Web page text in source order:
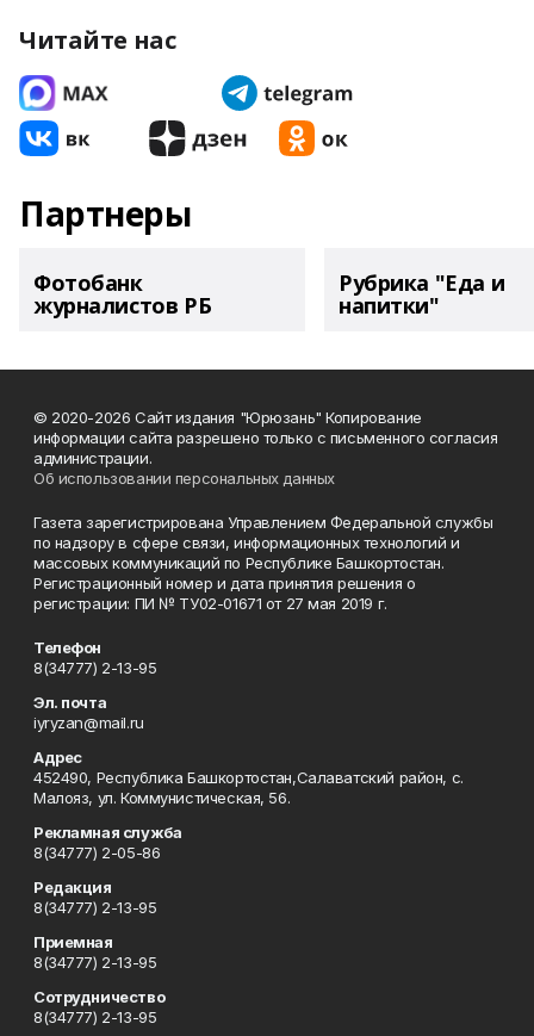
Читайте нас
Партнеры
Фотобанк
журналистов РБ
Рубрика "Еда и
напитки"
© 2020-2026 Сайт издания "Юрюзань" Копирование
информации сайта разрешено только с письменного согласия
администрации.
Об использовании персональных данных
Газета зарегистрирована Управлением Федеральной службы
по надзору в сфере связи, информационных технологий и
массовых коммуникаций по Республике Башкортостан.
Регистрационный номер и дата принятия решения о
регистрации: ПИ № ТУ02-01671 от 27 мая 2019 г.
Телефон
8(34777) 2-13-95
Эл. почта
iyryzan@mail.ru
Адрес
452490, Республика Башкортостан,Салаватский район, с.
Малояз, ул. Коммунистическая, 56.
Рекламная служба
8(34777) 2-05-86
Редакция
8(34777) 2-13-95
Приемная
8(34777) 2-13-95
Сотрудничество
8(34777) 2-13-95